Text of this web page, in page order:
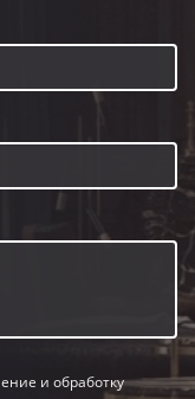
и обработку